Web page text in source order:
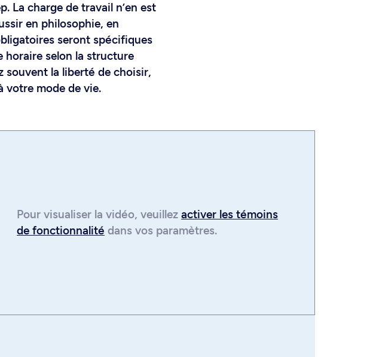
La charge de travail n’en est
en philosophie, en
seront spécifiques
horaire selon la structure
souvent la liberté de choisir,
votre mode de vie.
Pour visualiser la vidéo, veuillez activer les témoins
de fonctionnalité dans vos paramètres.